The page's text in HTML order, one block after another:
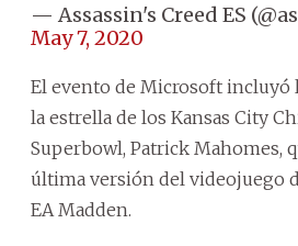
— Assassin's Creed ES
May 7, 2020
El evento de Microsoft incluyó
la estrella de los Kansas City
Superbowl, Patrick Mahomes,
última versión del videojuego
EA Madden.